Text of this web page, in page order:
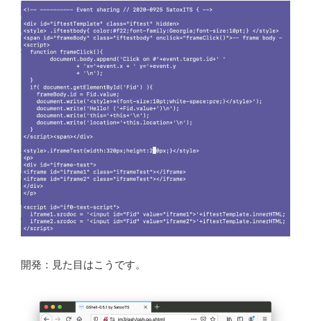
開発：見た目はこうです。